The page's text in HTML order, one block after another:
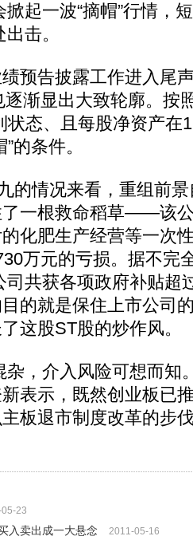
起一波“摘帽”行情，
击。
告披露工作进入尾
渐显出大致轮廓。按
状态、且每股净资产在
的条件。
情况来看，重组前景
了一根救命稻草――该
化肥生产经营等一次
万元的亏损。据不完
司共获各项政府补贴超
的就是保住上市公司
这股ST股的炒作风。
，介入风险可想而知
表示，既然创业板已
板退市制度改革的步
23
入卖出成一大悬念 2011-05-16